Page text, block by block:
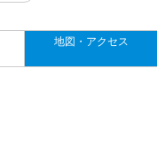
地図・アクセス